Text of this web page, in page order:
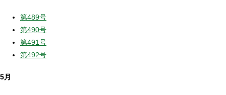
第489号
第490号
第491号
第492号
5月